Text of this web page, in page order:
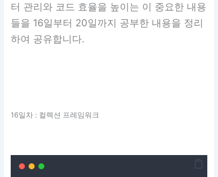
터 관리와 코드 효율을 높이는 이 중요한 내용
들을 16일부터 20일까지 공부한 내용을 정리
하여 공유합니다.
16일차 : 컬렉션 프레임워크